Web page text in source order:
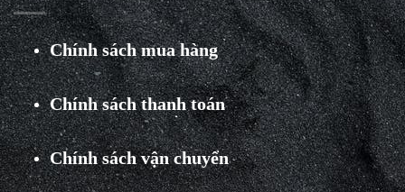
Chính sách mua hàng
Chính sách thanh toán
Chính sách vận chuyển